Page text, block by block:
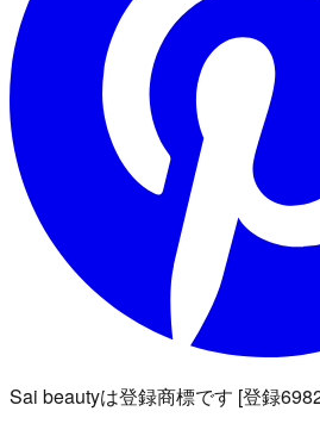
Sai beautyは登録商標です [登録